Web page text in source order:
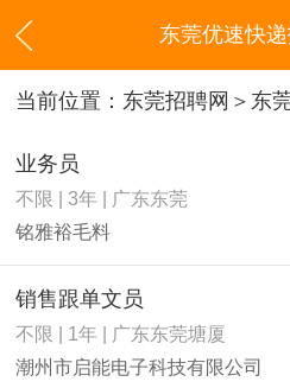
东莞优速快
当前位置： 东莞招聘网 ＞东
业务员
不限 | 3年 | 广东东莞
铭雅裕毛料
销售跟单文员
不限 | 1年 | 广东东莞塘厦
潮州市启能电子科技有限公司